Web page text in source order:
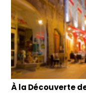
À la Découverte